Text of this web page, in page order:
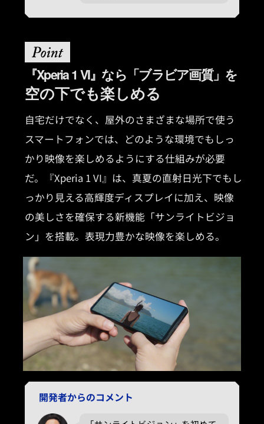
『Xperia 1 VI』なら「ブラビア画質」を
空の下でも楽しめる
自宅だけでなく、屋外のさまざまな場所で使う
スマートフォンでは、どのような環境でもしっ
かり映像を楽しめるようにする仕組みが必要
だ。『Xperia 1 VI』は、真夏の直射日光下でもし
っかり見える高輝度ディスプレイに加え、映像
の美しさを確保する新機能「サンライトビジョ
ン」を搭載。表現力豊かな映像を楽しめる。
開発者からのコメント